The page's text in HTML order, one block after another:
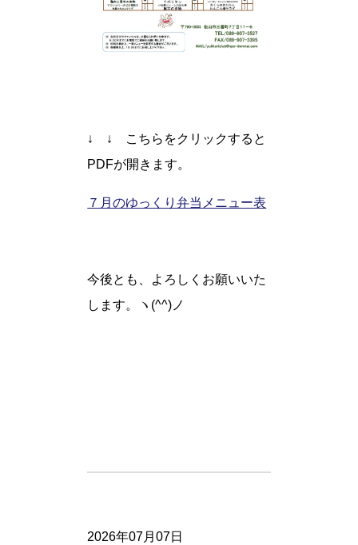
↓ ↓ こちらをクリックすると
PDFが開きます。
７月のゆっくり弁当メニュー表
今後とも、よろしくお願いいた
します。ヽ(^^)ノ
2026年07月07日